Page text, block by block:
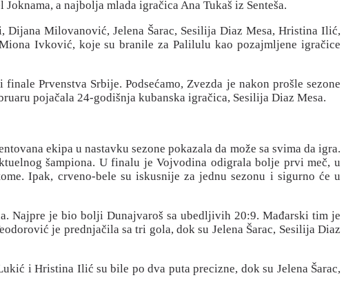
a najbolja mlada igračica Ana Tukaš iz Senteša.
Milovanović, Jelena Šarac, Sesilija Diaz Mesa, Hristina Ilić,
Ivković, koje su branile za Palilulu kao pozajmljene igračice
Prvenstva Srbije. Podsećamo, Zvezda je nakon prošle sezone
pojačala 24-godišnja kubanska igračica, Sesilija Diaz Mesa.
ekipa u nastavku sezone pokazala da može sa svima da igra.
šampiona. U finalu je Vojvodina odigrala bolje prvi meč, u
Ipak, crveno-bele su iskusnije za jednu sezonu i sigurno će u
Najpre je bio bolji Dunajvaroš sa ubedljivih 20:9. Mađarski tim je
je prednjačila sa tri gola, dok su Jelena Šarac, Sesilija Diaz
i Hristina Ilić su bile po dva puta precizne, dok su Jelena Šarac,